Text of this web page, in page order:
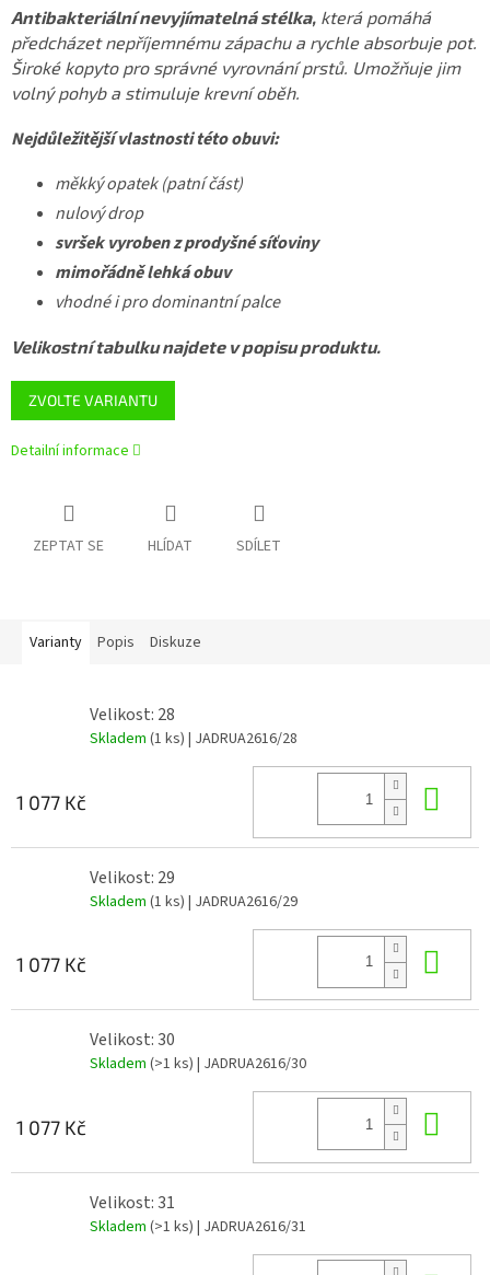
ZVOLTE VARIANTU
Antibakteriální nevyjímatelná stélka, která pomáhá
předcházet nepříjemnému zápachu a rychle absorbuje pot.
Široké kopyto pro správné vyrovnání prstů. Umožňuje jim
volný pohyb a stimuluje krevní oběh.
Nejdůležitější vlastnosti této obuvi:
měkký opatek (patní část)
nulový drop
svršek vyroben z prodyšné síťoviny
mimořádně lehká obuv
vhodné i pro dominantní palce
Velikostní tabulku najdete v popisu produktu.
Detailní informace
ZEPTAT SE HLÍDAT SDÍLET
Varianty Popis Diskuze
Velikost: 28
Skladem (1 ks) | JADRUA2616/28
1 077 Kč
Velikost: 29
Skladem (1 ks) | JADRUA2616/29
1 077 Kč
Velikost: 30
Skladem (>1 ks) | JADRUA2616/30
1 077 Kč
Velikost: 31
Skladem (>1 ks) | JADRUA2616/31